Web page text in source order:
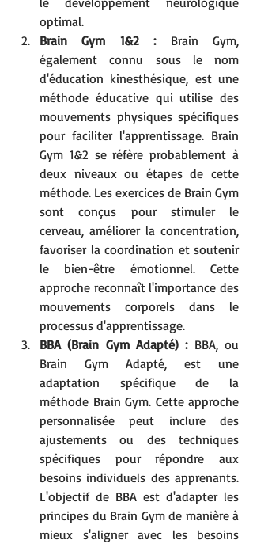
optimal.
Brain Gym 1&2 : Brain Gym,
également connu sous le nom
d'éducation kinesthésique, est une
méthode éducative qui utilise des
mouvements physiques spécifiques
pour faciliter l'apprentissage. Brain
Gym 1&2 se réfère probablement à
deux niveaux ou étapes de cette
méthode. Les exercices de Brain Gym
sont conçus pour stimuler le
cerveau, améliorer la concentration,
favoriser la coordination et soutenir
le bien-être émotionnel. Cette
approche reconnaît l'importance des
mouvements corporels dans le
processus d'apprentissage.
BBA (Brain Gym Adapté) : BBA, ou
Brain Gym Adapté, est une
adaptation spécifique de la
méthode Brain Gym. Cette approche
personnalisée peut inclure des
ajustements ou des techniques
spécifiques pour répondre aux
besoins individuels des apprenants.
L'objectif de BBA est d'adapter les
principes du Brain Gym de manière à
mieux s'aligner avec les besoins